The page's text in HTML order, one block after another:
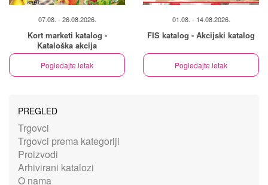
07.08. - 26.08.2026.
Kort marketi katalog -
Kataloška akcija
Pogledajte letak
01.08. - 14.08.2026.
FIS katalog - Akcijski katalog
Pogledajte letak
PREGLED
Trgovci
Trgovci prema kategoriji
Proizvodi
Arhivirani katalozi
O nama